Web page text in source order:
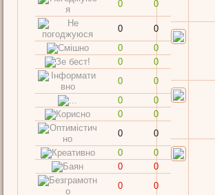
0 0
0
0
0
0
0
0
0
0
0
0
0
0
0
0
0
0
0
0
0
0